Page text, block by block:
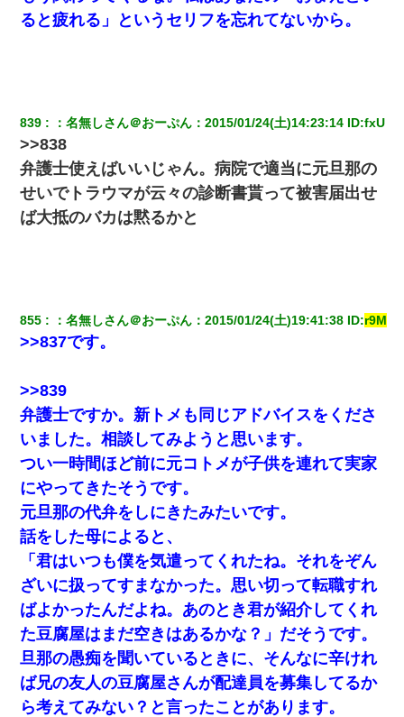
していて…』私「！？」→ 翌日。ママ友たちの様子が微妙におか
しくなり・・・
男だけどリベンジポノレノの被害者になって未だに人生が立ち直
せない
義兄嫁「娘が大学に入ったら下宿させて」私「しつこい、学校斡
旋のアパートに行け」→ 旦那が義兄に通報したら「志望校を変え
ろ！」とキレて・・・
夫の友達がBBQを定期的に開催して夫婦で参加してたんだけど、
女性側のリーダーみたいな人に「BBQは友達とやりなよ！」と言
われて…
彼女との行為を録画した結果→衝撃の事実が判明したｗｗｗｗｗ
ｗ
アパートのドアに『ハンザイ者！この人はさいあくの人です』と
張り紙が！大家「面倒はごめんだよ」私「はあ」→警察に行き、
見回りで犯人が捕まったが、それが…｜生活｜ヌルポあんてな
ワイアラサー主婦、昨晩久しぶりに夫と致した結果ｗｗｗｗｗ
裁判官「お互いに最後に言いたいことはありますか」バカ夫
「…」A「夫を一発殴らせてほしい」裁判官「どうぞ」
【衝撃】ヤンキー女に「サせて」って言った結果
ると疲れる」というセリフを忘れてないから。
839 ：名無しさん＠おーぷん ：2015/01/24(土)14:23:14 ID:fxU
>>838
弁護士使えばいいじゃん。病院で適当に元旦那の
せいでトラウマが云々の診断書貰って被害届出せ
ば大抵のバカは黙るかと
855 ：名無しさん＠おーぷん ：2015/01/24(土)19:41:38 ID:r9M
>>837です。
>>839
弁護士ですか。新トメも同じアドバイスをくださ
いました。相談してみようと思います。
つい一時間ほど前に元コトメが子供を連れて実家
にやってきたそうです。
元旦那の代弁をしにきたみたいです。
話をした母によると、
「君はいつも僕を気遣ってくれたね。それをぞん
ざいに扱ってすまなかった。思い切って転職すれ
ばよかったんだよね。あのとき君が紹介してくれ
た豆腐屋はまだ空きはあるかな？」だそうです。
旦那の愚痴を聞いているときに、そんなに辛けれ
ば兄の友人の豆腐屋さんが配達員を募集してるか
ら考えてみない？と言ったことがあります。